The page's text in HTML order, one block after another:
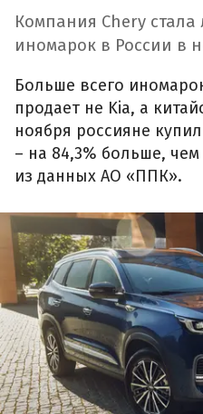
Компания Chery
иномарок в России в
Больше всего
продает не Kia, а
ноября россияне
– на 84,3% больше,
из данных АО «ППК».